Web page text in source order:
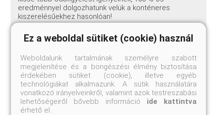
eredménnyel dolgozhatunk velük a konténeres
kiszerelésűekhez hasonlóan!
A frissen érkezett földlabdás bambuszok tövét és
lombozatát az ültetésig naponta legalább egyszer
alaposan öntözzük! Telepítés után szintén alaposan
öntözzük be őket, de ne csak a tövüket, hanem a
lombozatukat is! Meleg, száraz időben a lombozat
néhány hétig még igényli a rendszeres permet-, vagy
esőszerű öntözést, de hűvösebb, csapadékosabb
Ez a weboldal sütiket (cookie) használ
Weboldalunk tartalmának személyre szabott
megjelenítése és a böngészési élmény biztosítása
érdekében sütiket (cookie), illetve egyéb
technológiákat alkalmazunk. A sütik használatára
vonatkozó irányelveinkről, valamint azok testreszabási
lehetőségeiről bővebb információ ide kattintva
érhető el.